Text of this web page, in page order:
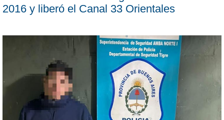
2016 y liberó el Canal 33 Orientales